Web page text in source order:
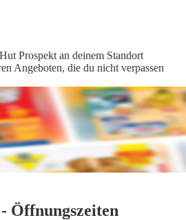
Prospekt an deinem Standort
Angeboten, die du nicht verpassen
Öffnungszeiten